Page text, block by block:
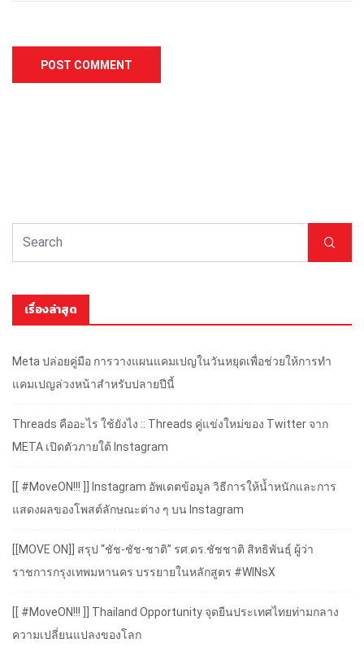
เรื่องล่าสุด
Meta ปล่อยคู่มือ การวางแผนแคมเปญในวันหยุดเพื่อช่วยให้การทำ
แคมเปญล่วงหน้าสำหรับปลายปีนี้
Threads คืออะไร ใช้ยังไง :: Threads คู่แข่งใหม่ของ Twitter จาก
META เปิดตัวภายใต้ Instagram
[[ #MoveON!!! ]] Instagram อัพเดตข้อมูล วิธีการให้น้ำหนักและการ
แสดงผลของโพสต์ลักษณะต่าง ๆ บน Instagram
[[MOVE ON]] สรุป “ชัช-ชัช-ชาติ” รศ.ดร.ชัชชาติ สิทธิพันธุ์ ผู้ว่า
ราชการกรุงเทพมหานคร บรรยายในหลักสูตร #WINsX
[[ #MoveON!!! ]] Thailand Opportunity จุดยืนประเทศไทยท่ามกลาง
ความเปลี่ยนแปลงของโลก